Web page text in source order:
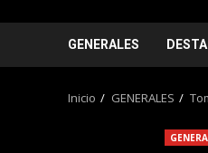
GENERALES
Inicio GENERALES